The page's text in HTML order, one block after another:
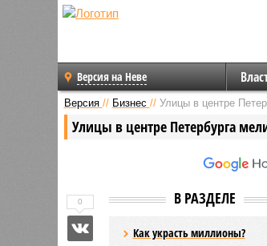
Версия на Неве
Версия // Бизнес // Улицы в центре
Улицы в центре Петербурга
В РАЗДЕЛЕ
Как украсть миллионы?
0